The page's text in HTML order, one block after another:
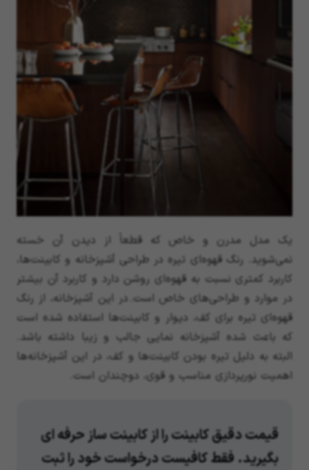
یک مدل مدرن و خاص که قطعاً از دیدن آن خسته
نمی‌شوید. رنگ قهوه‌ای تیره در طراحی آشپزخانه و کابینت‌ها،
کاربرد کمتری نسبت به قهوه‌ای روشن دارد و کاربرد آن بیشتر
در موارد و طراحی‌های خاص است. در این آشپزخانه، از رنگ
قهوه‌ای تیره برای کف، دیوار و کابینت‌ها استفاده شده است
که باعث شده آشپزخانه نمایی جالب و زیبا داشته باشد.
البته به دلیل تیره بودن کابینت‌ها و کف، در این آشپزخانه‌ها
اهمیت نورپردازی مناسب و قوی، دوچندان است.
قیمت دقیق کابینت را از کابینت ساز حرفه ای
بگیرید. فقط کافیست درخواست خود را ثبت